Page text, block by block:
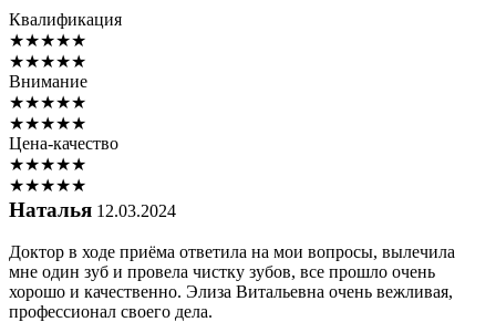
Квалификация
★★★★★
★★★★★
Внимание
★★★★★
★★★★★
Цена-качество
★★★★★
★★★★★
Наталья 12.03.2024
Доктор в ходе приёма ответила на мои вопросы, вылечила
мне один зуб и провела чистку зубов, все прошло очень
хорошо и качественно. Элиза Витальевна очень вежливая,
профессионал своего дела.